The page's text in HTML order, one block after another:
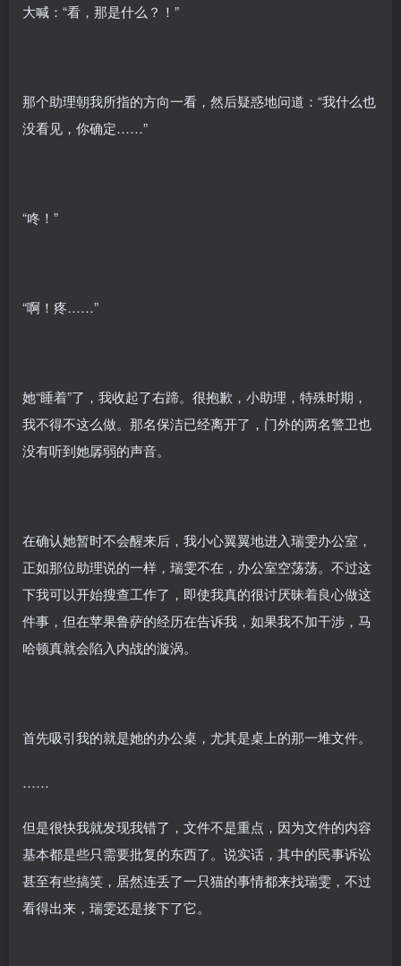
大喊：“看，那是什么？！”
那个助理朝我所指的方向一看，然后疑惑地问道：“我什么也
没看见，你确定……”
“咚！”
“啊！疼……”
她“睡着”了，我收起了右蹄。很抱歉，小助理，特殊时期，
我不得不这么做。那名保洁已经离开了，门外的两名警卫也
没有听到她孱弱的声音。
在确认她暂时不会醒来后，我小心翼翼地进入瑞雯办公室，
正如那位助理说的一样，瑞雯不在，办公室空荡荡。不过这
下我可以开始搜查工作了，即使我真的很讨厌昧着良心做这
件事，但在苹果鲁萨的经历在告诉我，如果我不加干涉，马
哈顿真就会陷入内战的漩涡。
首先吸引我的就是她的办公桌，尤其是桌上的那一堆文件。
……
但是很快我就发现我错了，文件不是重点，因为文件的内容
基本都是些只需要批复的东西了。说实话，其中的民事诉讼
甚至有些搞笑，居然连丢了一只猫的事情都来找瑞雯，不过
看得出来，瑞雯还是接下了它。